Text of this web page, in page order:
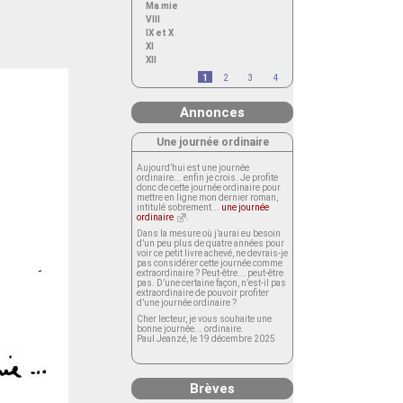
Ma mie
VIII
IX et X
XI
XII
1
2 3 4
Annonces
Une journée ordinaire
Aujourd’hui est une journée
ordinaire... enfin je crois. Je profite
donc de cette journée ordinaire pour
mettre en ligne mon dernier roman,
intitulé sobrement... une journée
ordinaire
Dans la mesure où j’aurai eu besoin
d’un peu plus de quatre années pour
voir ce petit livre achevé, ne devrais-je
pas considérer cette journée comme
extraordinaire ? Peut-être... peut-être
pas. D’une certaine façon, n’est-il pas
extraordinaire de pouvoir profiter
d’une journée ordinaire ?
Cher lecteur, je vous souhaite une
bonne journée... ordinaire.
Paul Jeanzé, le 19 décembre 2025
Brèves